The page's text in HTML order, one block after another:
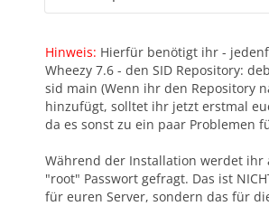
Hinweis: Hierfür benötigt ihr -
Wheezy 7.6 - den SID Repository: deb
sid main (Wenn ihr den Repository
hinzufügt, solltet ihr jetzt erstmal
da es sonst zu ein paar Problemen
Während der Installation werdet ihr
"root" Passwort gefragt. Das ist
für euren Server, sondern das für